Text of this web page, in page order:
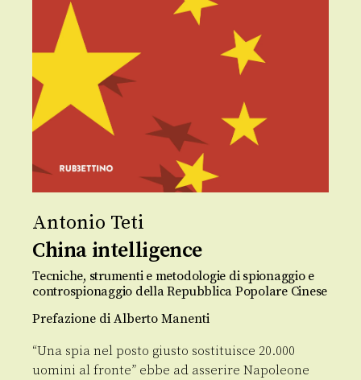
Antonio Teti
China intelligence
Tecniche, strumenti e metodologie di spionaggio e
controspionaggio della Repubblica Popolare Cinese
Prefazione di Alberto Manenti
“Una spia nel posto giusto sostituisce 20.000
uomini al fronte” ebbe ad asserire Napoleone